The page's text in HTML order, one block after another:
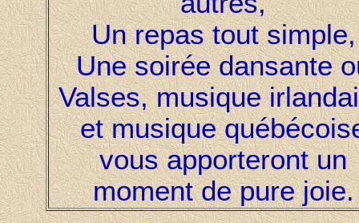
Un repas tout simple,
Une soirée dansante
Valses, musique
et musique
vous apporteront un
moment de pure joie.